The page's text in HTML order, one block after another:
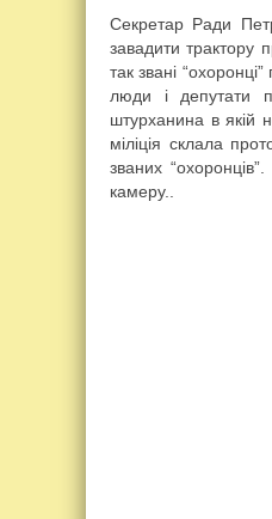
Секретар Ради
завадити трактору
так звані
люди і депутати
штурханина в якій
міліція склала
званих
камеру..